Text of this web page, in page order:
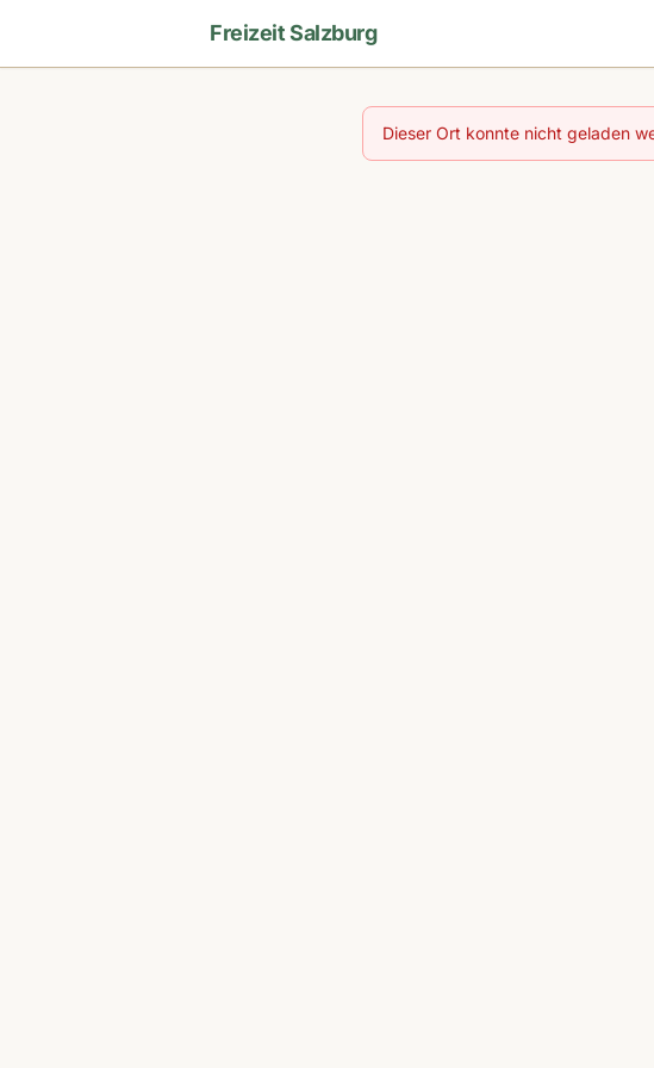
Freizeit Salzburg
Dieser Ort konnte nicht geladen